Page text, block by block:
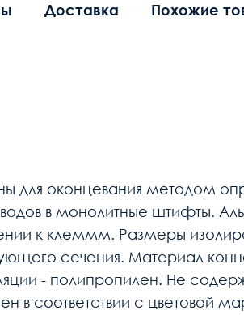
Доставка Похожие
для оконцевания методом
в монолитные штифты.
к клеммм. Размеры
сечения. Материал
- полипропилен. Не
соответствии с цветовой